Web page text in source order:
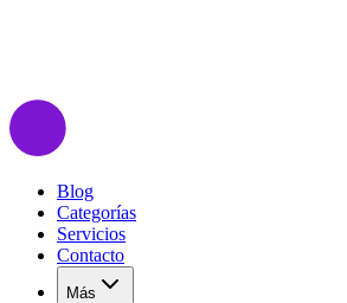
Blog
Categorías
Servicios
Contacto
Más